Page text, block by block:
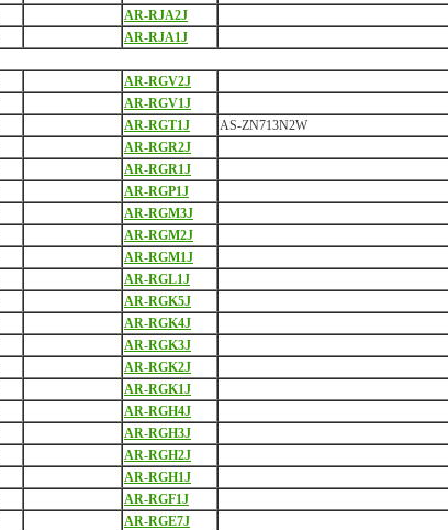
AR-RJA2J
AR-RJA1J
AR-RGV2J
AR-RGV1J
AR-RGT1J AS-ZN713N2W
AR-RGR2J
AR-RGR1J
AR-RGP1J
AR-RGM3J
AR-RGM2J
AR-RGM1J
AR-RGL1J
AR-RGK5J
AR-RGK4J
AR-RGK3J
AR-RGK2J
AR-RGK1J
AR-RGH4J
AR-RGH3J
AR-RGH2J
AR-RGH1J
AR-RGF1J
AR-RGE7J